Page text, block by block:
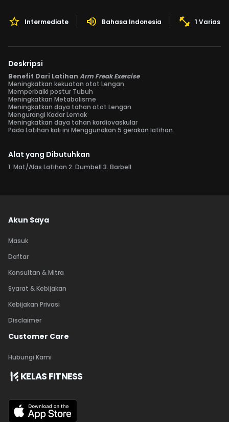
Intermediate Bahasa Indonesia 1 Variasi
Deskripsi
Benefit Dari Latihan Arm Freak Exercise
Meningkatkan kekuatan otot Lengan
Memperbaiki postur Tubuh
Meningkatkan Metabolisme
Meningkatkan daya tahan otot Lengan
Mengurangi Kadar Lemak
Meningkatkan daya tahan kardiovaskular
Pada Latihan kali ini Menggunakan 5 gerakan latihan.
Alat yang Dibutuhkan
1. Mat/Alas Latihan 2. Dumbell 3. Barbell
Akun Saya
Masuk
Daftar
Konsultan & Mitra
Syarat & Kebijakan
Kebijakan Privasi
Disclaimer
Customer Care
Hubungi Kami
KELAS FITNESS